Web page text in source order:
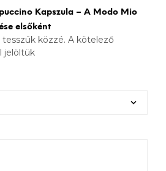
Kapszula – A Modo Mio
elsőként
közzé. A kötelező
jelöltük